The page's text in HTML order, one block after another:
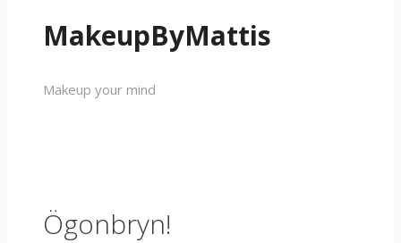
MakeupByMattis
Makeup your mind
Ögonbryn!